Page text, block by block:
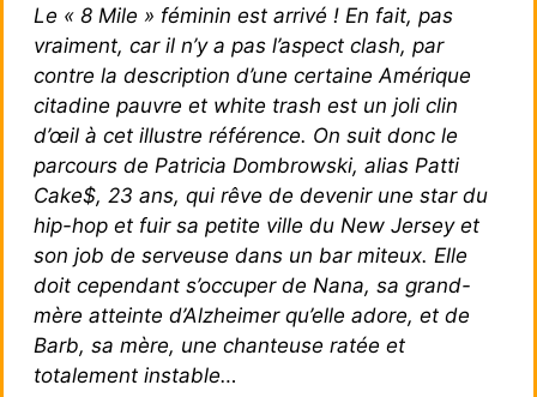
Le « 8 Mile » féminin est arrivé ! En fait, pas
vraiment, car il n’y a pas l’aspect clash, par
contre la description d’une certaine Amérique
citadine pauvre et white trash est un joli clin
d’œil à cet illustre référence. On suit donc le
parcours de Patricia Dombrowski, alias Patti
Cake$, 23 ans, qui rêve de devenir une star du
hip-hop et fuir sa petite ville du New Jersey et
son job de serveuse dans un bar miteux. Elle
doit cependant s’occuper de Nana, sa grand-
mère atteinte d’Alzheimer qu’elle adore, et de
Barb, sa mère, une chanteuse ratée et
totalement instable…